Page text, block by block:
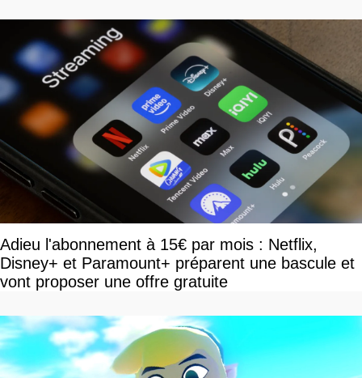
Adieu l'abonnement à 15€ par mois : Netflix,
Disney+ et Paramount+ préparent une bascule et
vont proposer une offre gratuite